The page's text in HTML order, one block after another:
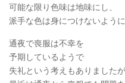
可能な限り色味は地味にし、
派手な色は身につけないように
通夜で喪服は不幸を
予期しているようで
失礼という考えもありましたが